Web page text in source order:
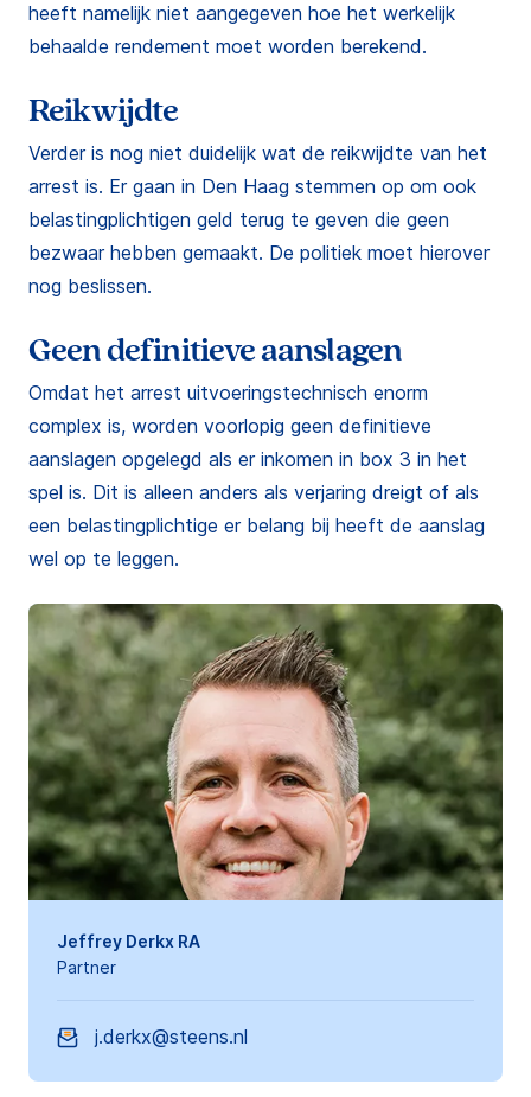
heeft namelijk niet aangegeven hoe het werkelijk
behaalde rendement moet worden berekend.
Reikwijdte
Verder is nog niet duidelijk wat de reikwijdte van het
arrest is. Er gaan in Den Haag stemmen op om ook
belastingplichtigen geld terug te geven die geen
bezwaar hebben gemaakt. De politiek moet hierover
nog beslissen.
Geen definitieve aanslagen
Omdat het arrest uitvoeringstechnisch enorm
complex is, worden voorlopig geen definitieve
aanslagen opgelegd als er inkomen in box 3 in het
spel is. Dit is alleen anders als verjaring dreigt of als
een belastingplichtige er belang bij heeft de aanslag
wel op te leggen.
Jeffrey Derkx RA
Partner
j.derkx@steens.nl